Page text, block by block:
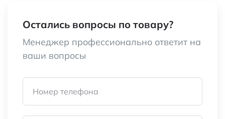
Остались вопросы по товару?
Менеджер профессионально ответит на
ваши вопросы
Номер телефона